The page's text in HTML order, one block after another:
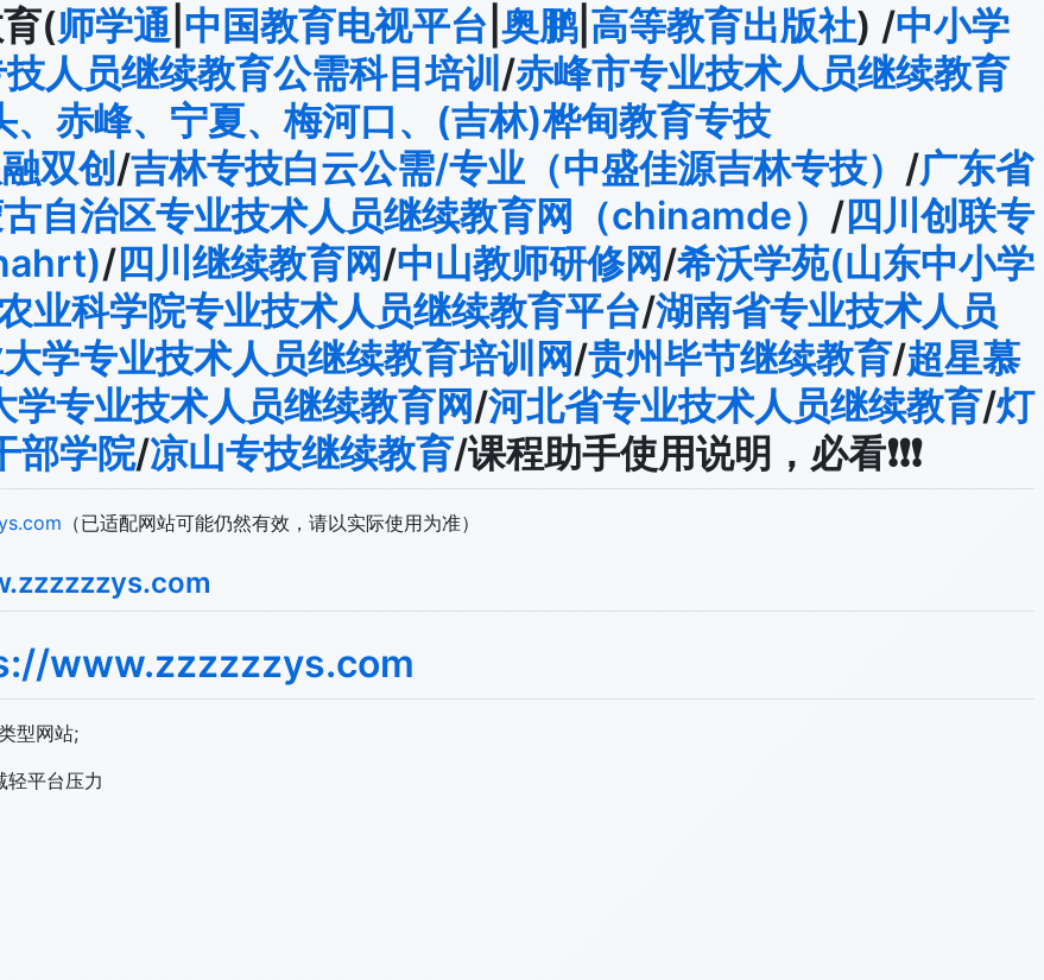
(师学通| 中国教育电视平台 奥鹏| 高等教育出版社) /中小学
人员继续教育公需科目培训 /赤峰市专业技术人员继续教育
、赤峰、宁夏、梅河口、(吉林)桦甸教育专技
双创/吉林专技白云公需/专业（中盛佳源吉林专技） /广东省
自治区专业技术人员继续教育网（chinamde） /四川创联专
/四川继续教育网/中山教师研修网/希沃学苑(山东中小学
业科学院专业技术人员继续教育平台/湖南省专业技术人员
学专业技术人员继续教育培训网/贵州毕节继续教育/超星慕
学专业技术人员继续教育网/河北省专业技术人员继续教育/灯
部学院/凉山专技继续教育/课程助手使用说明，必看❗❗❗
（已适配网站可能仍然有效，请以实际使用为准）
www.zzzzzzys.com
型网站;
轻平台压力